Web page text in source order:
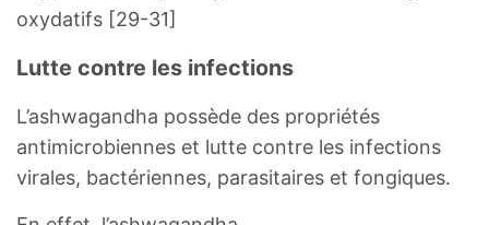
oxydatifs [29-31]
Lutte contre les infections
L’ashwagandha possède des propriétés
antimicrobiennes et lutte contre les infections
virales, bactériennes, parasitaires et fongiques.